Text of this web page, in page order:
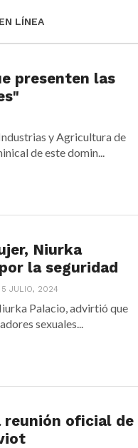
EN LÍNEA
presenten las
y Agricultura de
de este domin...
Niurka
la seguridad
5 JULIO, 2024
Palacio, advirtió que
sexuales...
reunión oficial de